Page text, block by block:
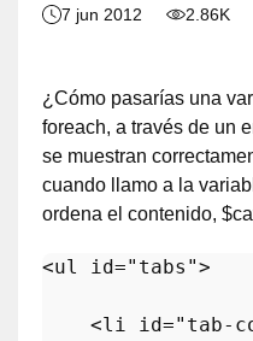
7 jun 2012 2.86K
¿Cómo pasarías una
foreach, a través de un
se muestran
cuando llamo a la
ordena el contenido,
<ul id="tabs">
    <li id=
"tab-